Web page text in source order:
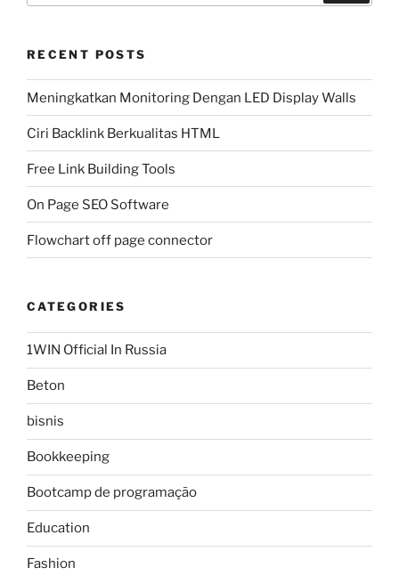
RECENT POSTS
Meningkatkan Monitoring Dengan LED Display Walls
Ciri Backlink Berkualitas HTML
Free Link Building Tools
On Page SEO Software
Flowchart off page connector
CATEGORIES
1WIN Official In Russia
Beton
bisnis
Bookkeeping
Bootcamp de programação
Education
Fashion